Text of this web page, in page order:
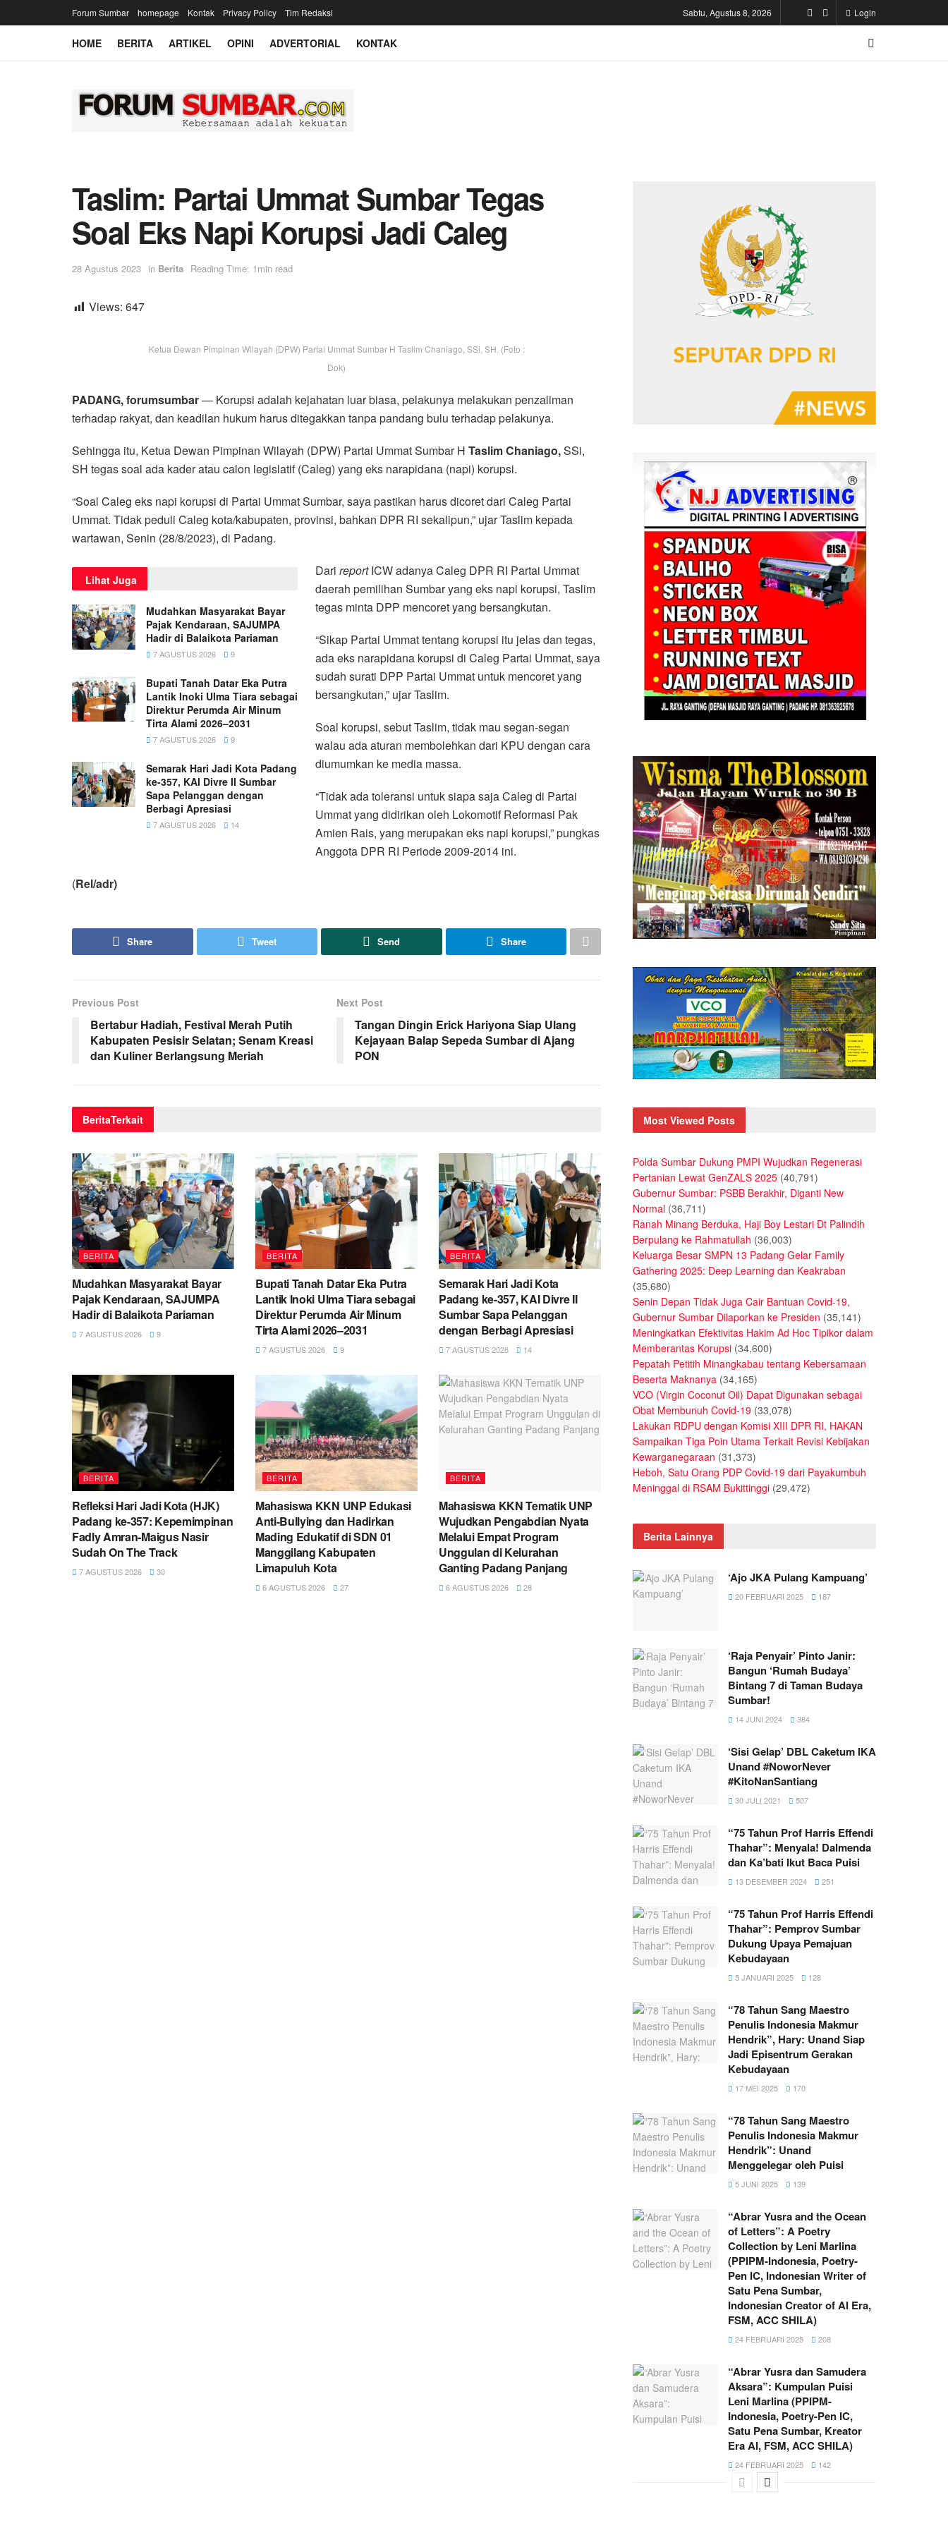
Forum Sumbar homepage Kontak Privacy Policy Tim Redaksi Sabtu, Agustus 8, 2026 Login
HOME BERITA ARTIKEL OPINI ADVERTORIAL KONTAK
Taslim: Partai Ummat Sumbar Tegas
Soal Eks Napi Korupsi Jadi Caleg
28 Agustus 2023 in Berita Reading Time: 1min read
Views: 647
Ketua Dewan Pimpinan Wilayah (DPW) Partai Ummat Sumbar H Taslim Chaniago, SSi, SH. (Foto :
Dok)
PADANG, forumsumbar— Korupsi adalah kejahatan luar biasa, pelakunya melakukan penzaliman
terhadap rakyat, dan keadilan hukum harus ditegakkan tanpa pandang bulu terhadap pelakunya.
Sehingga itu, Ketua Dewan Pimpinan Wilayah (DPW) Partai Ummat Sumbar H Taslim Chaniago,SSi,
SH tegas soal ada kader atau calon legislatif (Caleg) yang eks narapidana (napi) korupsi.
“Soal Caleg eks napi korupsi di Partai Ummat Sumbar, saya pastikan harus dicoret dari Caleg Partai
Ummat. Tidak peduli Caleg kota/kabupaten, provinsi, bahkan DPR RI sekalipun,” ujar Taslim kepada
wartawan, Senin (28/8/2023), di Padang.
Lihat Juga
Mudahkan Masyarakat Bayar
Pajak Kendaraan, SAJUMPA
Hadir di Balaikota Pariaman
7 AGUSTUS 2026 9
Bupati Tanah Datar Eka Putra
Lantik Inoki Ulma Tiara sebagai
Direktur Perumda Air Minum
Tirta Alami 2026–2031
7 AGUSTUS 2026 9
Semarak Hari Jadi Kota Padang
ke-357, KAI Divre II Sumbar
Sapa Pelanggan dengan
Berbagi Apresiasi
7 AGUSTUS 2026 14
Dari reportICW adanya Caleg DPR RI Partai Ummat
daerah pemilihan Sumbar yang eks napi korupsi, Taslim
tegas minta DPP mencoret yang bersangkutan.
“Sikap Partai Ummat tentang korupsi itu jelas dan tegas,
ada eks narapidana korupsi di Caleg Partai Ummat, saya
sudah surati DPP Partai Ummat untuk mencoret yang
bersangkutan,” ujar Taslim.
Soal korupsi, sebut Taslim, tidak mau segan-segan
walau ada aturan membolehkan dari KPU dengan cara
diumumkan ke media massa.
“Tidak ada toleransi untuk siapa saja Caleg di Partai
Ummat yang didirikan oleh Lokomotif Reformasi Pak
Amien Rais, yang merupakan eks napi korupsi,” pungkas
Anggota DPR RI Periode 2009-2014 ini.
(Rel/adr)
Share Tweet Send Share
Previous Post
Bertabur Hadiah, Festival Merah Putih
Kabupaten Pesisir Selatan; Senam Kreasi
dan Kuliner Berlangsung Meriah
Next Post
Tangan Dingin Erick Hariyona Siap Ulang
Kejayaan Balap Sepeda Sumbar di Ajang
PON
BeritaTerkait
BERITA
Mudahkan Masyarakat Bayar
Pajak Kendaraan, SAJUMPA
Hadir di Balaikota Pariaman
7 AGUSTUS 2026 9
BERITA
Bupati Tanah Datar Eka Putra
Lantik Inoki Ulma Tiara sebagai
Direktur Perumda Air Minum
Tirta Alami 2026–2031
7 AGUSTUS 2026 9
BERITA
Semarak Hari Jadi Kota
Padang ke-357, KAI Divre II
Sumbar Sapa Pelanggan
dengan Berbagi Apresiasi
7 AGUSTUS 2026 14
BERITA
Refleksi Hari Jadi Kota (HJK)
Padang ke-357: Kepemimpinan
Fadly Amran-Maigus Nasir
Sudah On The Track
7 AGUSTUS 2026 30
BERITA
Mahasiswa KKN UNP Edukasi
Anti-Bullying dan Hadirkan
Mading Edukatif di SDN 01
Manggilang Kabupaten
Limapuluh Kota
6 AGUSTUS 2026 27
BERITA
Mahasiswa KKN Tematik UNP
Wujudkan Pengabdian Nyata
Melalui Empat Program
Unggulan di Kelurahan
Ganting Padang Panjang
6 AGUSTUS 2026 28
Most Viewed Posts
Polda Sumbar Dukung PMPI Wujudkan Regenerasi
Pertanian Lewat GenZALS 2025 (40,791)
Gubernur Sumbar: PSBB Berakhir, Diganti New
Normal (36,711)
Ranah Minang Berduka, Haji Boy Lestari Dt Palindih
Berpulang ke Rahmatullah (36,003)
Keluarga Besar SMPN 13 Padang Gelar Family
Gathering 2025: Deep Learning dan Keakraban
(35,680)
Senin Depan Tidak Juga Cair Bantuan Covid-19,
Gubernur Sumbar Dilaporkan ke Presiden (35,141)
Meningkatkan Efektivitas Hakim Ad Hoc Tipikor dalam
Memberantas Korupsi (34,600)
Pepatah Petitih Minangkabau tentang Kebersamaan
Beserta Maknanya (34,165)
VCO (Virgin Coconut Oil) Dapat Digunakan sebagai
Obat Membunuh Covid-19 (33,078)
Lakukan RDPU dengan Komisi XIII DPR RI, HAKAN
Sampaikan Tiga Poin Utama Terkait Revisi Kebijakan
Kewarganegaraan (31,373)
Heboh, Satu Orang PDP Covid-19 dari Payakumbuh
Meninggal di RSAM Bukittinggi (29,472)
Berita Lainnya
‘Ajo JKA Pulang Kampuang’
20 FEBRUARI 2025 187
‘Raja Penyair’ Pinto Janir:
Bangun ‘Rumah Budaya’
Bintang 7 di Taman Budaya
Sumbar!
14 JUNI 2024 384
‘Sisi Gelap’ DBL Caketum IKA
Unand #NoworNever
#KitoNanSantiang
30 JULI 2021 507
“75 Tahun Prof Harris Effendi
Thahar”: Menyala! Dalmenda
dan Ka’bati Ikut Baca Puisi
13 DESEMBER 2024 251
“75 Tahun Prof Harris Effendi
Thahar”: Pemprov Sumbar
Dukung Upaya Pemajuan
Kebudayaan
5 JANUARI 2025 128
“78 Tahun Sang Maestro
Penulis Indonesia Makmur
Hendrik”, Hary: Unand Siap
Jadi Episentrum Gerakan
Kebudayaan
17 MEI 2025 170
“78 Tahun Sang Maestro
Penulis Indonesia Makmur
Hendrik”: Unand
Menggelegar oleh Puisi
5 JUNI 2025 139
“Abrar Yusra and the Ocean
of Letters”: A Poetry
Collection by Leni Marlina
(PPIPM-Indonesia, Poetry-
Pen IC, Indonesian Writer of
Satu Pena Sumbar,
Indonesian Creator of AI Era,
FSM, ACC SHILA)
24 FEBRUARI 2025 208
“Abrar Yusra dan Samudera
Aksara”: Kumpulan Puisi
Leni Marlina (PPIPM-
Indonesia, Poetry-Pen IC,
Satu Pena Sumbar, Kreator
Era AI, FSM, ACC SHILA)
24 FEBRUARI 2025 142